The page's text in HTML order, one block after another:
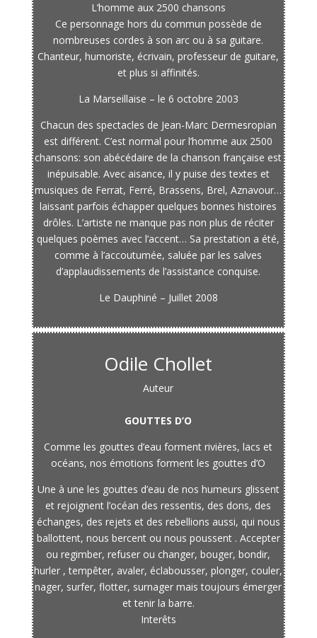
L’homme aux 2500 chansons
Ce personnage hors du commun possède de
nombreuses cordes à son arc ou à sa guitare.
Chanteur, humoriste, écrivain, professeur de guitare,
et plus si affinités.
La Marseillaise – le 6 octobre 2003
Chacun des spectacles de Jean-Marc Dermesropian
est différent. C’est normal pour l’homme aux 2500
chansons: son abécédaire de la chanson française est
inépuisable. Avec aisance, il y puise des textes et
musiques de Ferrat, Ferré, Brassens, Brel, Aznavour…
laissant parfois échapper quelques bonnes histoires
drôles. L’artiste ne manque pas non plus de réciter
quelques poèmes avec l’accent… Sa prestation a été,
comme à l’accoutumée, saluée par les salves
d’applaudissements de l’assistance conquise.
Le Dauphiné – Juillet 2008
Odile Chollet
Auteur
GOUTTES D’O
Comme les gouttes d’eau forment rivières, lacs et
océans, nos émotions forment les gouttes d’O
Une à une les gouttes d’eau de nos humeurs glissent
et rejoignent l’océan des ressentis, des dons, des
échanges, des rejets et des rebellions aussi, qui nous
ballottent, nous bercent ou nous poussent . Accepter
ou regimber, refuser ou changer, bouger, bondir,
hurler , tempêter, avaler, éclabousser, plonger, couler,
nager, surfer, flotter, surnager mais toujours émerger
et tenir la barre.
Interêts